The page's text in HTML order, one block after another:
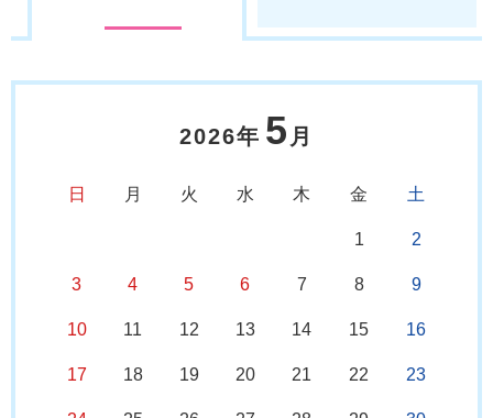
2026年 5 月
日 月 火 水 木 金 土
1 2
3 4 5 6 7 8 9
10 11 12 13 14 15 16
17 18 19 20 21 22 23